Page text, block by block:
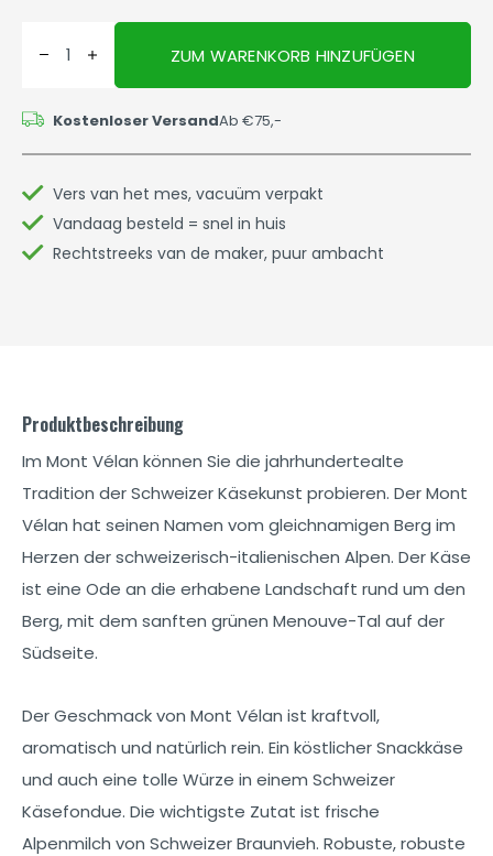
ZUM WARENKORB HINZUFÜGEN
Kostenloser VersandAb €75,-
Vers van het mes, vacuüm verpakt
Vandaag besteld = snel in huis
Rechtstreeks van de maker, puur ambacht
Produktbeschreibung
Im Mont Vélan können Sie die jahrhundertealte
Tradition der Schweizer Käsekunst probieren. Der Mont
Vélan hat seinen Namen vom gleichnamigen Berg im
Herzen der schweizerisch-italienischen Alpen. Der Käse
ist eine Ode an die erhabene Landschaft rund um den
Berg, mit dem sanften grünen Menouve-Tal auf der
Südseite.
Der Geschmack von Mont Vélan ist kraftvoll,
aromatisch und natürlich rein. Ein köstlicher Snackkäse
und auch eine tolle Würze in einem Schweizer
Käsefondue. Die wichtigste Zutat ist frische
Alpenmilch von Schweizer Braunvieh. Robuste, robuste